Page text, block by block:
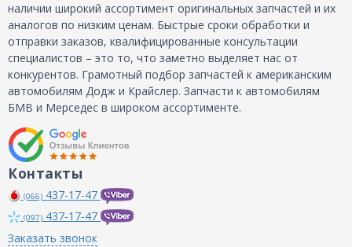
наличии широкий ассортимент оригинальных запчастей и их
аналогов по низким ценам. Быстрые сроки обработки и
отправки заказов, квалифицированные консультации
специалистов – это то, что заметно выделяет нас от
конкурентов. Грамотный подбор запчастей к американским
автомобилям Додж и Крайслер. Запчасти к автомобилям
БМВ и Мерседес в широком ассортименте.
Контакты
(066) 437-17-47
(097) 437-17-47
Заказать звонок